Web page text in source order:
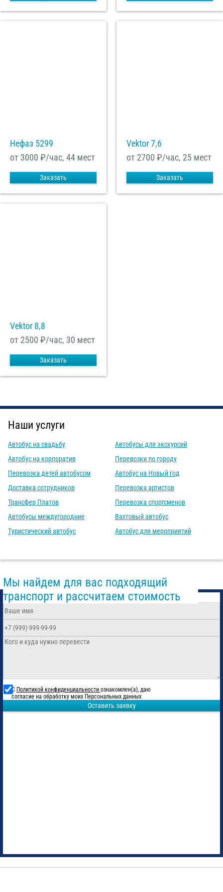
Нефаз 5299
от 3000 ₽/час, 44 мест
Заказать
Vektor 7,6
от 2700 ₽/час, 25 мест
Заказать
Vektor 8,8
от 2500 ₽/час, 30 мест
Заказать
Наши услуги
Автобус на свадьбу
Автобус на корпоратив
Перевозка детей автобусом
Доставка сотрудников
Трансфер Платов
Автобусы междугородние
Туристический автобус
Автобусы для экскурсий
Перевозки по городу
Автобус на Новый год
Перевозка артистов
Перевозка спортсменов
Вахтовый автобус
Автобус для мероприятий
Мы найдем для вас подходящий
транспорт и рассчитаем стоимость
С Политикой конфиденциальности ознакомлен(а), даю
согласие на обработку моих Персональных данных
Оставить заявку